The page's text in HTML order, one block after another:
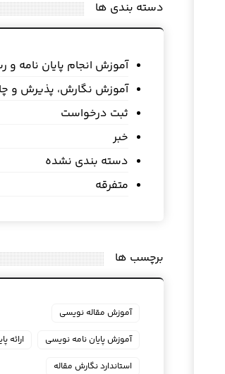
دسته بندی ها
آموزش انجام پایان نامه و
آموزش نگارش، پذیرش و
ثبت درخواست
خبر
دسته بندی نشده
متفرقه
برچسب ها
آموزش مقاله نویسی
آموزش پایان نامه نویسی
ارائه
استاندارد نگارش مقاله